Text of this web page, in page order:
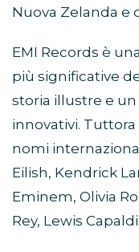
Nuova Zelanda e
EMI Records è
più significative
storia illustre e
innovativi. Tuttora
nomi
Eilish, Kendrick
Eminem, Olivia
Rey, Lewis